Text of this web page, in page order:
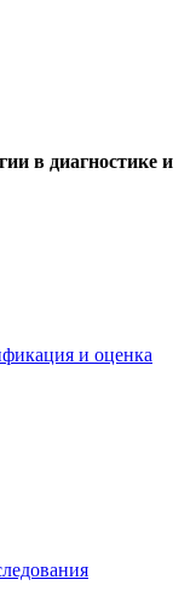
в диагностике и
и оценка